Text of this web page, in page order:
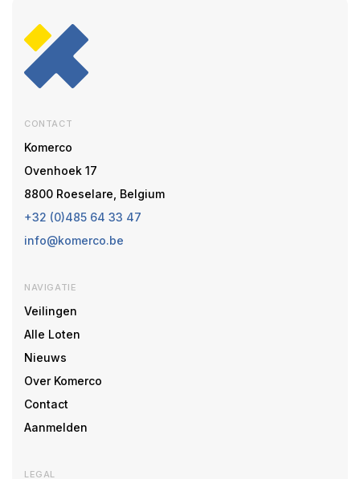
CONTACT
Komerco
Ovenhoek 17
8800 Roeselare, Belgium
+32 (0)485 64 33 47
info@komerco.be
NAVIGATIE
Veilingen
Alle Loten
Nieuws
Over Komerco
Contact
Aanmelden
LEGAL